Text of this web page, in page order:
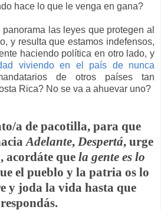
hace lo que le venga en gana?
las leyes que protegen al
y resulta que estamos indefensos,
haciendo política en otro lado, y
viviendo en el país de nunca
de otros países tan
Rica? No se va a ahuevar uno?
a de pacotilla, para que
Adelante, Despertá, urge
, acordáte que la gente es lo
el pueblo y la patria os lo
y joda la vida hasta que
respondás.